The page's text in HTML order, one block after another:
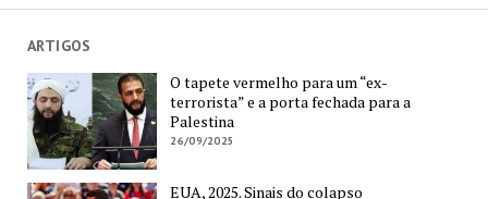
ARTIGOS
O tapete vermelho para um “ex-
terrorista” e a porta fechada para a
Palestina
26/09/2025
EUA, 2025. Sinais do colapso